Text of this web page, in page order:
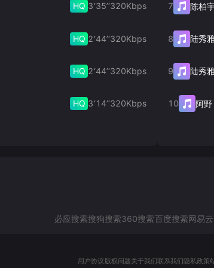
HQ 3‘35’‘320Kbps
HQ 2‘44’‘320Kbps
HQ 2‘44’‘320Kbps
HQ 3‘14’‘320Kbps
7 陈柏
8 陆秀
9 陆秀
10 阿野
必应搜索搜狗搜索360搜索百度搜索网易
用户协议 版权问题关于我们联系我们 隐私政策